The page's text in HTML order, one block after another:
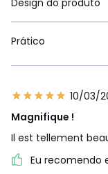
Prático
10/03/
Magnifique !
Il est tellement
Eu recomendo